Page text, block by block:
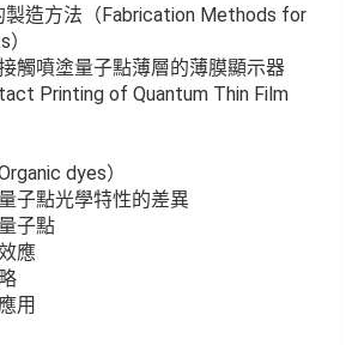
造方法（Fabrication Methods for
觸噴塗量子點薄層的薄膜顯示器
Printing of Quantum Thin Film
dyes）
子點光學特性的差異
子點
應
用